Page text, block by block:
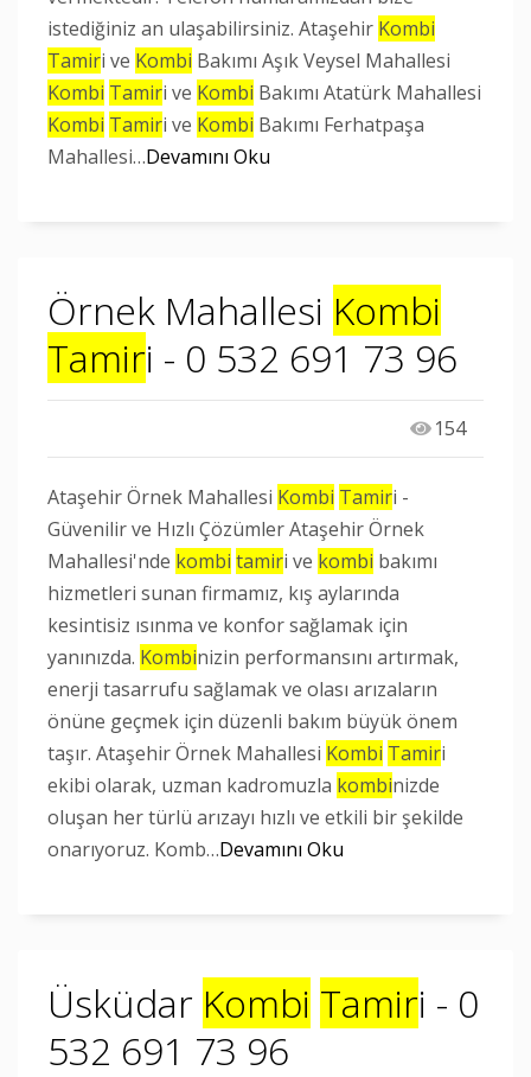
istediğiniz an ulaşabilirsiniz. Ataşehir Kombi
Tamiri ve Kombi Bakımı Aşık Veysel Mahallesi
Kombi Tamiri ve Kombi Bakımı Atatürk Mahallesi
Kombi Tamiri ve Kombi Bakımı Ferhatpaşa
Mahallesi…Devamını Oku
Örnek Mahallesi Kombi
Tamiri - 0 532 691 73 96
154
Ataşehir Örnek Mahallesi Kombi Tamiri -
Güvenilir ve Hızlı Çözümler Ataşehir Örnek
Mahallesi'nde kombi tamiri ve kombi bakımı
hizmetleri sunan firmamız, kış aylarında
kesintisiz ısınma ve konfor sağlamak için
yanınızda. Kombinizin performansını artırmak,
enerji tasarrufu sağlamak ve olası arızaların
önüne geçmek için düzenli bakım büyük önem
taşır. Ataşehir Örnek Mahallesi Kombi Tamiri
ekibi olarak, uzman kadromuzla kombinizde
oluşan her türlü arızayı hızlı ve etkili bir şekilde
onarıyoruz. Komb…Devamını Oku
Üsküdar Kombi Tamiri - 0
532 691 73 96